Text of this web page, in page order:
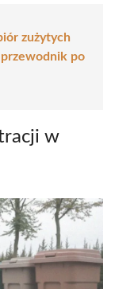
zużytych
po
w